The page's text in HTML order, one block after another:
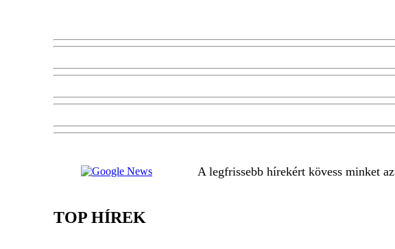
A legfrissebb hírekért kövess minket az
TOP HÍREK